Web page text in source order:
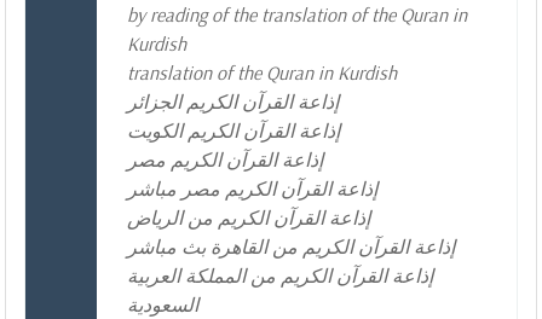
by reading of the translation of the Quran in
Kurdish
translation of the Quran in Kurdish
إذاعة القرآن الكريم الجزائر
إذاعة القرآن الكريم الكويت
إذاعة القرآن الكريم مصر
إذاعة القرآن الكريم مصر مباشر
إذاعة القرآن الكريم من الرياض
إذاعة القرآن الكريم من القاهرة بث مباشر
إذاعة القرآن الكريم من المملكة العربية
السعودية